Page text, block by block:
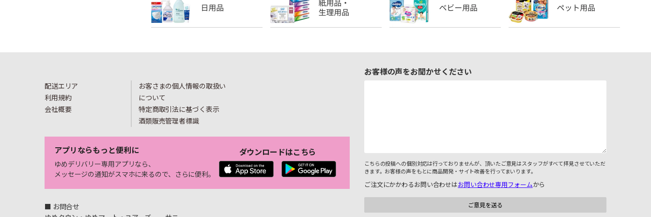
配送エリア
利用規約
会社概要
お客さまの個人情報の取扱い
について
特定商取引法に基づく表示
酒類販売管理者標識
アプリならもっと便利に
ゆめデリバリー専用アプリなら、
メッセージの通知がスマホに来るので、さらに便利。
ダウンロードはこちら
■ お問合せ
お客様の声をお聞かせください
こちらの投稿への個別対応は行っておりませんが、頂いたご意見はスタッフがすべて拝見させていただ
きます。お客様の声をもとに商品開発・サイト改善を行ってまいります。
ご注文にかかわるお問い合わせはお問い合わせ専用フォームから